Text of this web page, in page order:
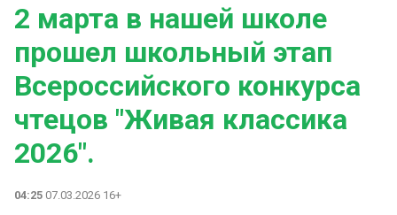
2 марта в нашей школе
прошел школьный этап
Всероссийского конкурса
чтецов "Живая классика
2026".
04:25 07.03.2026 16+